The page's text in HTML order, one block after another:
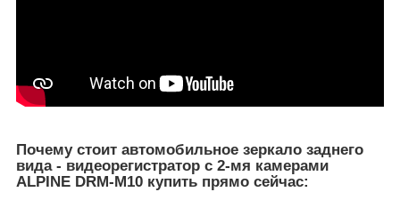
Почему стоит автомобильное зеркало заднего
вида - видеорегистратор с 2-мя камерами
ALPINE DRM-M10 купить прямо сейчас: